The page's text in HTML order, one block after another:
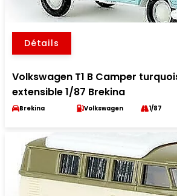
Détails
Volkswagen T1 B Camper
extensible 1/87 Brekina
Brekina Volkswagen 1/87